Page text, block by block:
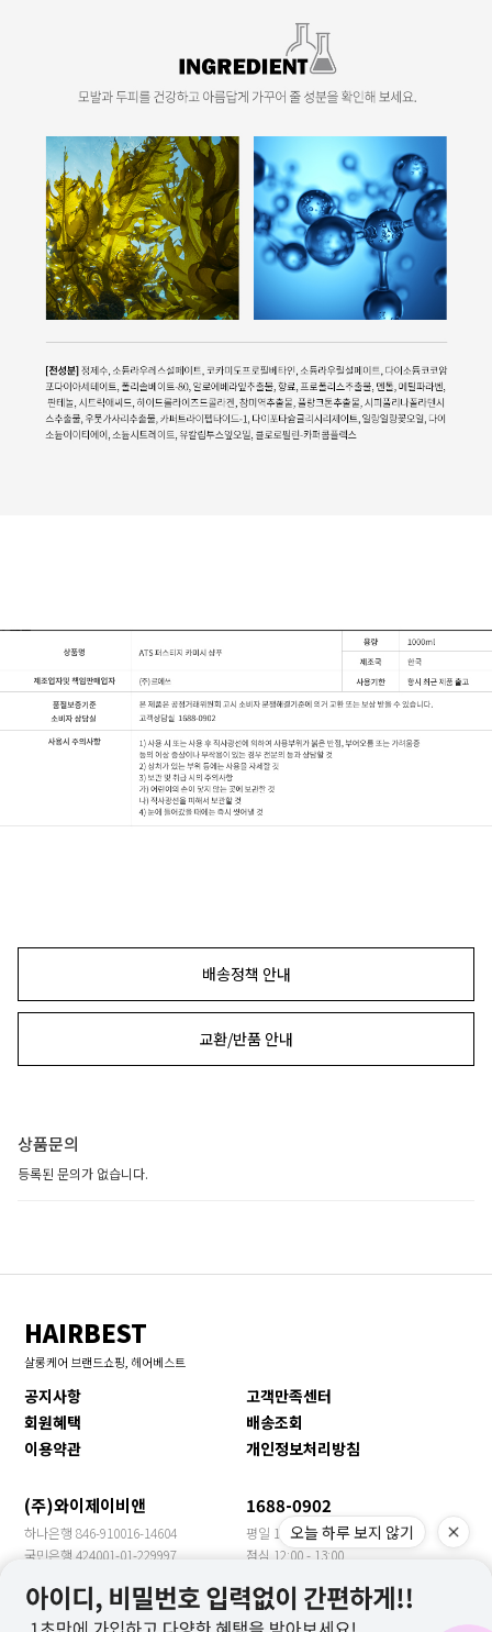
배송정책 안내
교환/반품 안내
상품문의
등록된 문의가 없습니다.
HAIRBEST
살롱케어 브랜드쇼핑, 헤어베스트
공지사항
고객만족센터
회원혜택
배송조회
이용약관
개인정보처리방침
(주)와이제이비앤 1688-0902
하나은행 846-910016-14604
국민은행 424001-01-229997
농협은행 355-0018-3149-63
우리은행 1005-901-399957
평일 10:00 - 17:00
점심 12:00 - 13:00
수출문의 YJBN MEET
오늘 하루 보지 않기